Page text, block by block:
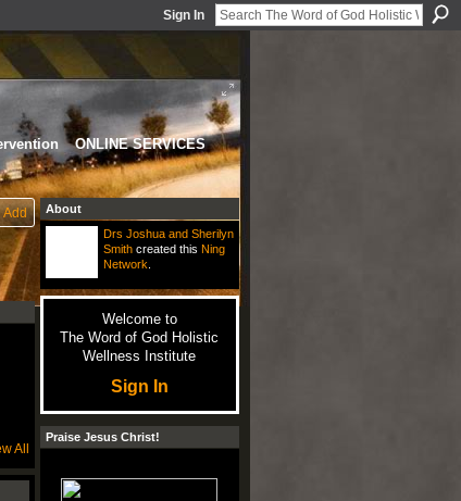
Sign In
ONLINE SERVICES
Add
All
About
Drs Joshua and Sherilyn
Smithcreated this Ning
Network
Welcome to
The Word of God Holistic
Wellness Institute
Sign In
Praise Jesus Christ!